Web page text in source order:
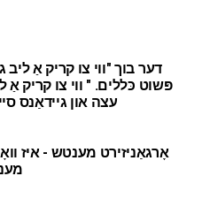
פּשוט כּללים. " ווי צו קריק אַ
עצה און גיידאַנס
אָרגאַניזירט מענטש - איז